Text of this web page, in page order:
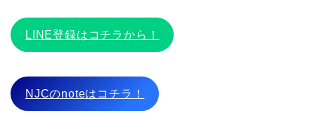
LINE登録はコチラから！
NJCのnoteはコチラ！